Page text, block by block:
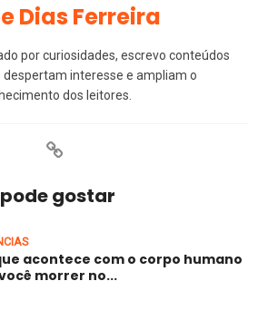
Dias Ferreira
por curiosidades, escrevo conteúdos
interesse e ampliam o
dos leitores.
gostar
acontece com o corpo humano
morrer no...